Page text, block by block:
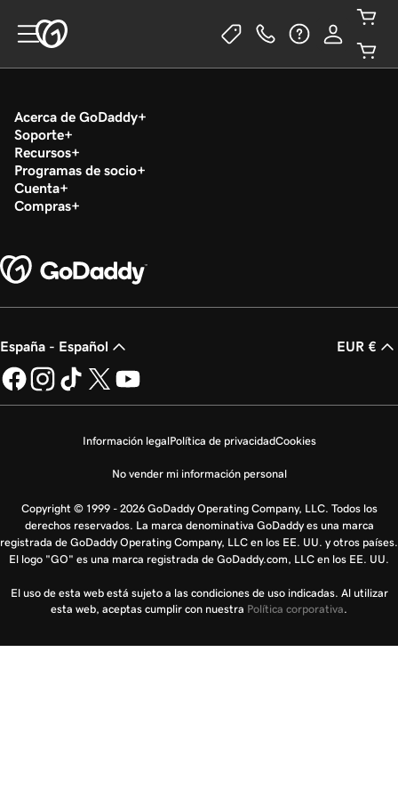
Acerca de GoDaddy
Soporte
Recursos
Programas de socio
Cuenta
Compras
España - Español EUR €
Información legalPolítica de privacidadCookies
No vender mi información personal
Copyright © 1999 - 2026 GoDaddy Operating Company, LLC. Todos los
derechos reservados. La marca denominativa GoDaddy es una marca
registrada de GoDaddy Operating Company, LLC en los EE. UU. y otros países.
El logo "GO" es una marca registrada de GoDaddy.com, LLC en los EE. UU.
El uso de esta web está sujeto a las condiciones de uso indicadas. Al utilizar
esta web, aceptas cumplir con nuestra Política corporativa.